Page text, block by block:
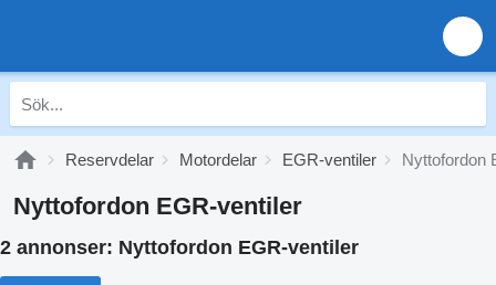
Reservdelar Motordelar EGR-ventiler Nyttofordon
Nyttofordon EGR-ventiler
2 annonser: Nyttofordon EGR-ventiler